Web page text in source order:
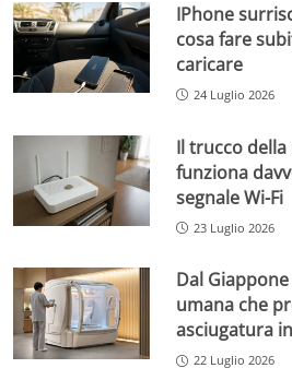
IPhone
cosa fare
caricare
24 Luglio 2026
Il trucco
funziona
segnale Wi-Fi
23 Luglio 2026
Dal
umana che
asciugatura
22 Luglio 2026